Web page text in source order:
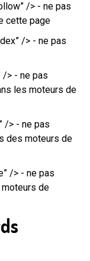
/> - ne pas
cette page
/> - ne pas
/> - ne pas
les moteurs de
/> - ne pas
des moteurs de
/> - ne pas
de